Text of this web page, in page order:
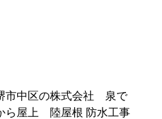
市中区の株式会社 泉で
ら屋上 陸屋根 防水工事